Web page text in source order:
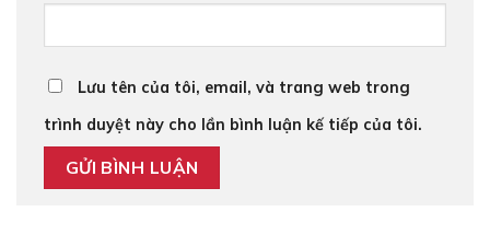
Lưu tên của tôi, email, và trang web trong
trình duyệt này cho lần bình luận kế tiếp của tôi.